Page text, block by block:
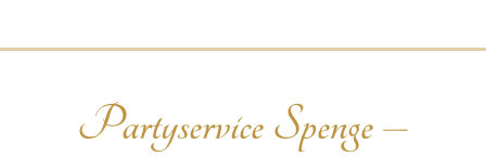
Partyservice Spenge –